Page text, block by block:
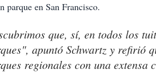
parque en San Francisco.
que, sí, en todos los
apuntó Schwartz y refirió
regionales con una extensa